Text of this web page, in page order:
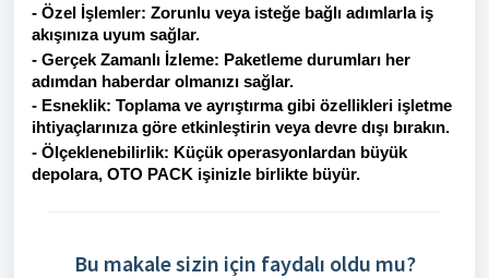
- Özel İşlemler: Zorunlu veya isteğe bağlı adımlarla iş
akışınıza uyum sağlar.
- Gerçek Zamanlı İzleme: Paketleme durumları her
adımdan haberdar olmanızı sağlar.
- Esneklik: Toplama ve ayrıştırma gibi özellikleri işletme
ihtiyaçlarınıza göre etkinleştirin veya devre dışı bırakın.
- Ölçeklenebilirlik: Küçük operasyonlardan büyük
depolara, OTO PACK işinizle birlikte büyür.
Bu makale sizin için faydalı oldu mu?